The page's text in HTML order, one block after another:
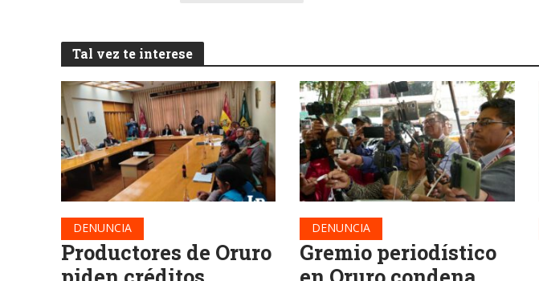
Tal vez te interese
DENUNCIA
Productores de Oruro
DENUNCIA
Gremio periodístico